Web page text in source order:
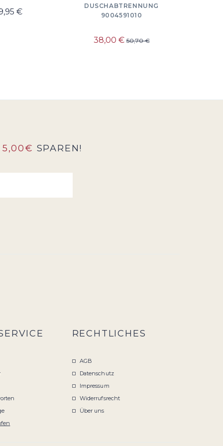
€
DUSCHABTRENNUNG
9004591010
38,00 €50,70 €
5,00€ SPAREN!
RECHTLICHES
AGB
Datenschutz
Impressum
Widerrufsrecht
Über uns